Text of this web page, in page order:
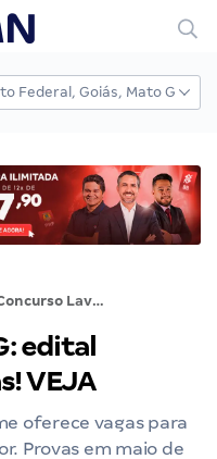
Concurso Lavras MG: edital publicado; 169 vagas! VEJA
edital
VEJA
oferece vagas para
Provas em maio de